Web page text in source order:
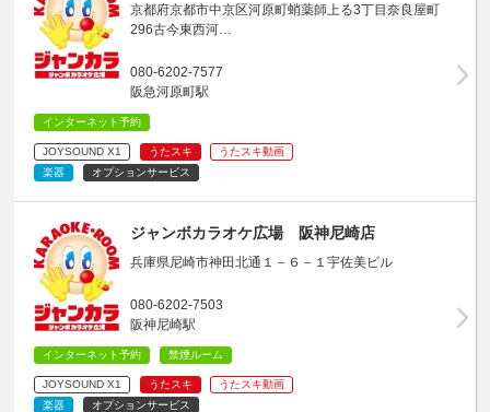
京都府京都市中京区河原町蛸薬師上る3丁目奈良屋町
296古今東西河…
080-6202-7577
阪急河原町駅
インターネット予約
JOYSOUND X1 うたスキ
うたスキ動画
楽器
オプションサービス
ジャンボカラオケ広場 阪神尼崎店
兵庫県尼崎市神田北通１－６－１宇佐美ビル
080-6202-7503
阪神尼崎駅
インターネット予約 禁煙ルーム
JOYSOUND X1 うたスキ
うたスキ動画
楽器
オプションサービス